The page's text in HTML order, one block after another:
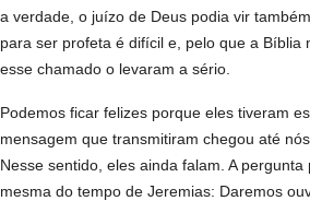
a verdade, o juízo de Deus podia vir
para ser profeta é difícil e, pelo que a Bíblia
esse chamado o levaram a sério.
Podemos ficar felizes porque eles tiveram
mensagem que transmitiram chegou até
Nesse sentido, eles ainda falam. A
mesma do tempo de Jeremias: Daremos